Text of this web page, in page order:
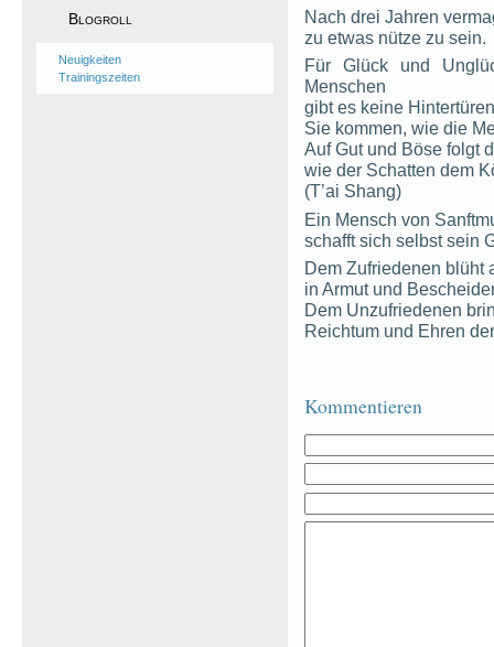
Blogroll
Neuigkeiten
Trainingszeiten
Nach drei Jahren
zu etwas nütze zu sein.
Für Glück und
Menschen
gibt es keine
Sie kommen, wie die
Auf Gut und Böse folgt
wie der Schatten dem
(T’ai Shang)
Ein Mensch von
schafft sich selbst sein
Dem Zufriedenen blüht
in Armut und
Dem Unzufriedenen
Reichtum und Ehren
Kommentieren